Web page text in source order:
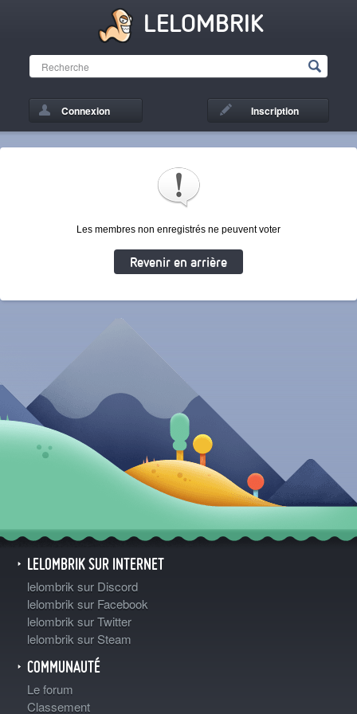
LELOMBRIK
Connexion Inscription
Les membres non enregistrés ne peuvent voter
Revenir en arrière
LELOMBRIK SUR INTERNET
lelombrik sur Discord
lelombrik sur Facebook
lelombrik sur Twitter
lelombrik sur Steam
COMMUNAUTÉ
Le forum
Classement